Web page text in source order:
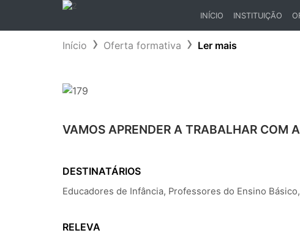
INÍCIO
INSTITUIÇÃO
Início Oferta formativa Ler mais
VAMOS APRENDER A TRABALHAR COM
DESTINATÁRIOS
Educadores de Infância, Professores do Ensino
RELEVA